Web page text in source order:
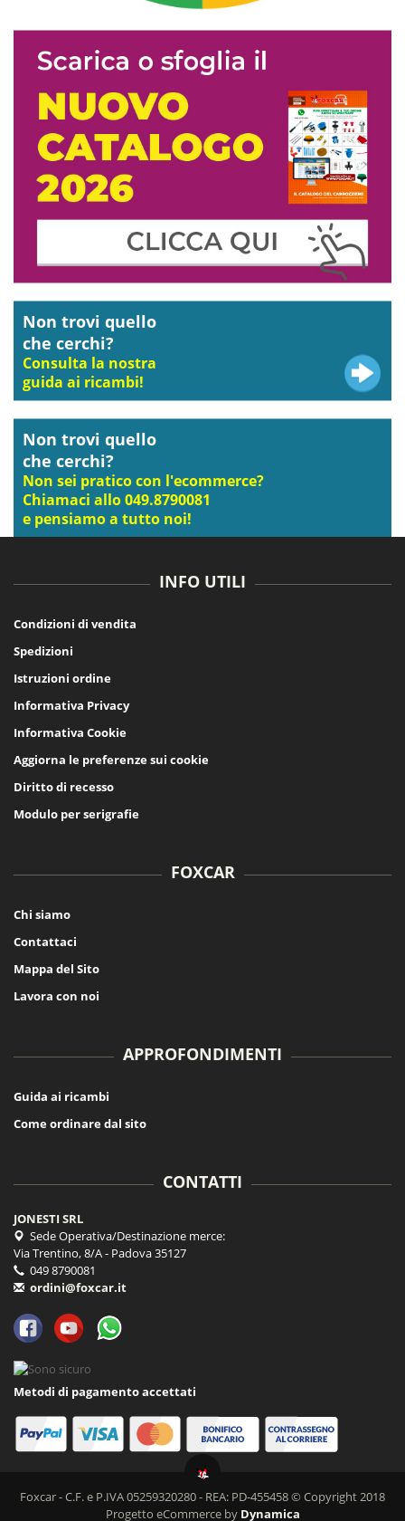
Non trovi quello
che cerchi?
Consulta la nostra
guida ai ricambi!
Non trovi quello
che cerchi?
Non sei pratico con l'ecommerce?
Chiamaci allo 049.8790081
e pensiamo a tutto noi!
INFO UTILI
Condizioni di vendita
Spedizioni
Istruzioni ordine
Informativa Privacy
Informativa Cookie
Aggiorna le preferenze sui cookie
Diritto di recesso
Modulo per serigrafie
FOXCAR
Chi siamo
Contattaci
Mappa del Sito
Lavora con noi
APPROFONDIMENTI
Guida ai ricambi
Come ordinare dal sito
CONTATTI
JONESTI SRL
Sede Operativa/Destinazione merce:
Via Trentino, 8/A - Padova 35127
049 8790081
ordini@foxcar.it
Metodi di pagamento accettati
Foxcar - C.F. e P.IVA 05259320280 - REA: PD-455458 © Copyright 2018
Progetto eCommerce by Dynamica